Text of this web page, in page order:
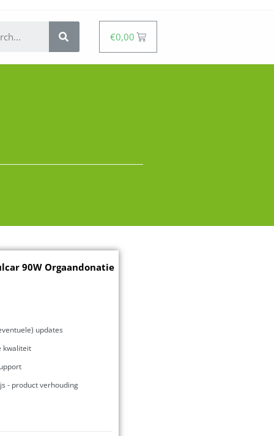
€0,00
90W Orgaandonatie
updates
kwaliteit
- product verhouding